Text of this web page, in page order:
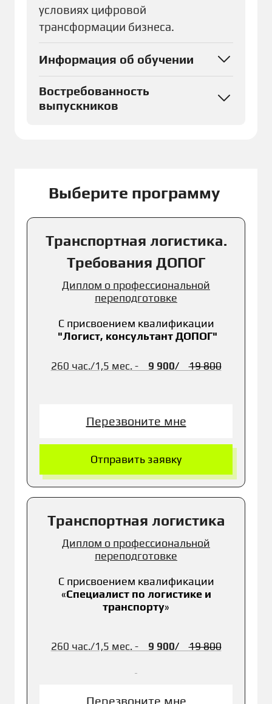
условиях цифровой
трансформации бизнеса.
Информация об обучении
Востребованность
выпускников
Выберите программу
Транспортная логистика.
Требования ДОПОГ
Диплом о профессиональной
переподготовке
С присвоением квалификации
"Логист, консультант ДОПОГ"
260 час./1,5 мес. - 9 900/19 800
Перезвоните мне
Отправить заявку
Транспортная логистика
Диплом о профессиональной
переподготовке
С присвоением квалификации
«Специалист по логистике и
транспорту»
260 час./1,5 мес. - 9 900/19 800
Перезвоните мне